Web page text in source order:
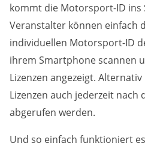
kommt die Motorsport-ID ins
Veranstalter können einfach
individuellen Motorsport-ID
ihrem Smartphone scannen
Lizenzen angezeigt.
Lizenzen auch jederzeit nach
abgerufen werden.
Und so einfach funktioniert